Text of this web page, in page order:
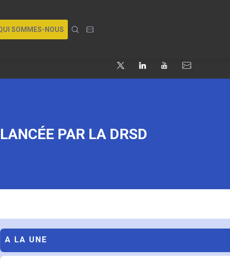
SOMMES-NOUS
PAR LA DRSD
A LA UNE